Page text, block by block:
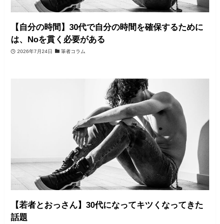
【自分の時間】30代で自分の時間を確保するために
は、Noを貫く必要がある
2026年7月24日 筆者コラム
【若者とおっさん】30代になってキツくなってきた
話題